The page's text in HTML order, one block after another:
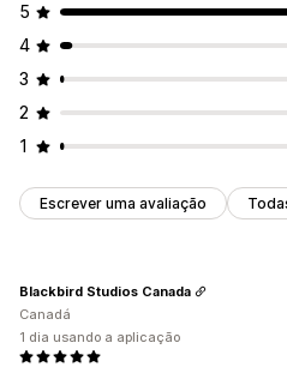
5
4
3
2
1
Escrever uma avaliação
Blackbird Studios Canada
Canadá
1 dia usando a aplicação